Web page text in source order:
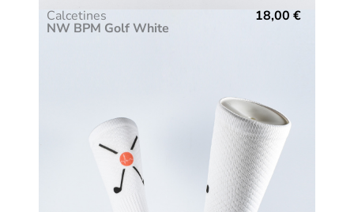
Calcetines
NW BPM Golf White
18,00 €